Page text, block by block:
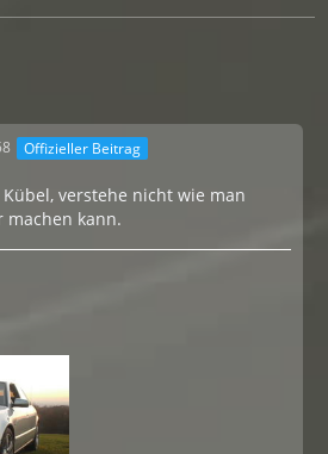
Offizieller Beitrag
verstehe nicht wie man
machen kann.